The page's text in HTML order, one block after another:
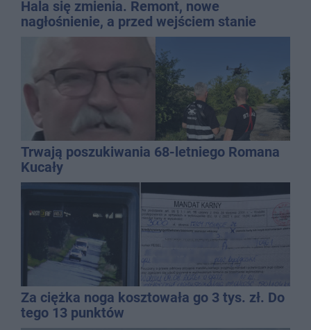
Hala się zmienia. Remont, nowe
nagłośnienie, a przed wejściem stanie
QEMETICA ARENA
Trwają poszukiwania 68-letniego Romana
Kucały
Za ciężka noga kosztowała go 3 tys. zł. Do
tego 13 punktów